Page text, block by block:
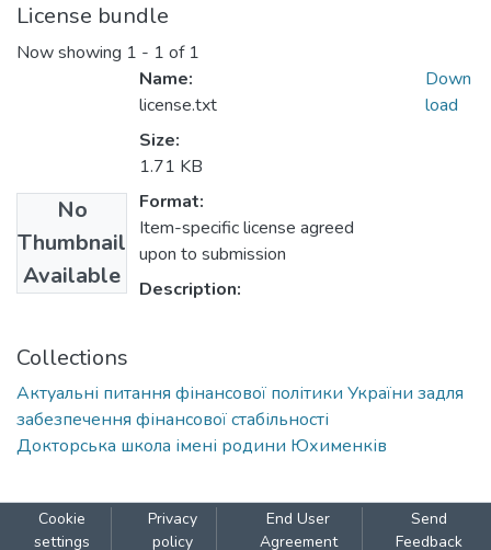
License bundle
Now showing 1 - 1 of 1
No
Thumbnail
Available
Name:
license.txt
Size:
1.71 KB
Format:
Item-specific license agreed
upon to submission
Description:
Down
load
Collections
Актуальні питання фінансової політики України задля
забезпечення фінансової стабільності
Докторська школа імені родини Юхименків
Cookie
settings
Privacy
policy
End User
Agreement
Send
Feedback